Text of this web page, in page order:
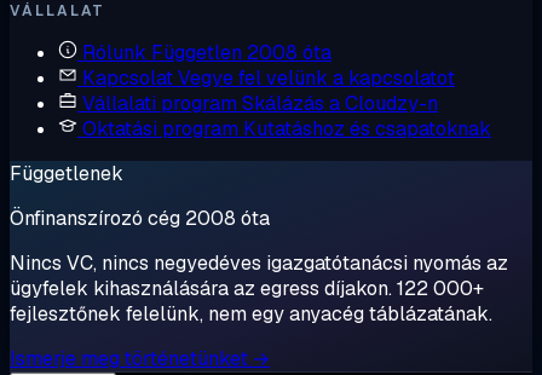
VÁLLALAT
Rólunk Független 2008 óta
KapcsolatVegye fel velünk a kapcsolatot
Vállalati program Skálázás a Cloudzy-n
Oktatási program Kutatáshoz és csapatoknak
Függetlenek
Önfinanszírozó cég 2008 óta
Nincs VC, nincs negyedéves igazgatótanácsi nyomás az
ügyfelek kihasználására az egress díjakon. 122 000+
fejlesztőnek felelünk, nem egy anyacég táblázatának.
Ismerje meg történetünket →